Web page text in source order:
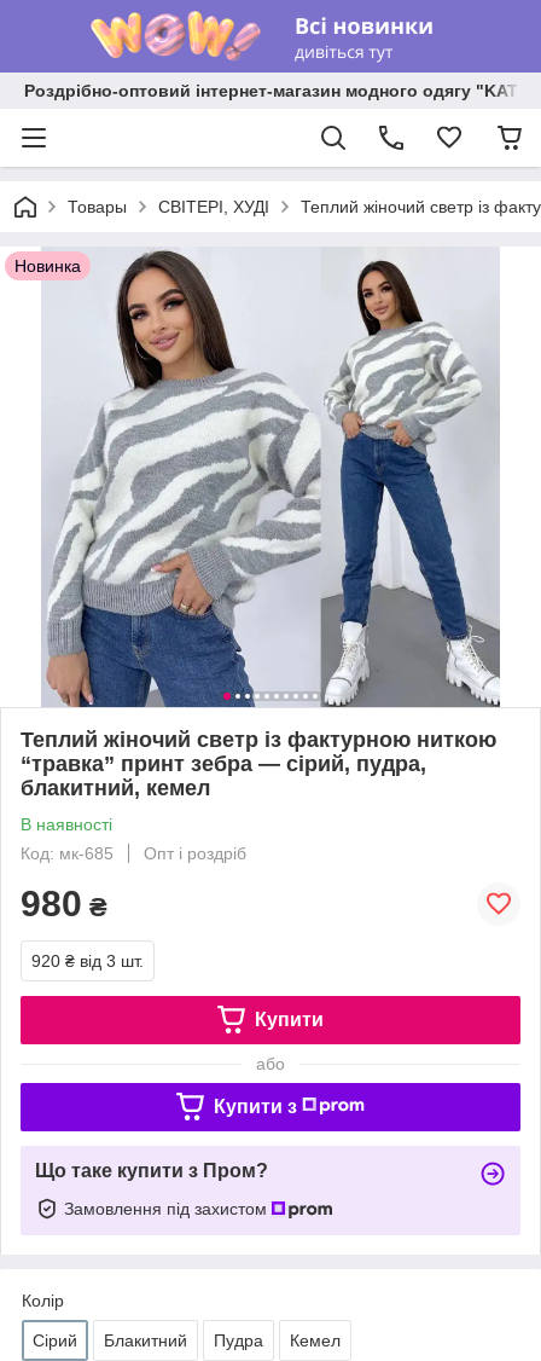
Роздрібно-оптовий інтернет-магазин модного одягу
Товары СВІТЕРІ, ХУДІ Теплий жіночий светр із
Новинка
Теплий жіночий светр із фактурною ниткою
“травка” принт зебра — сірий, пудра,
блакитний, кемел
В наявності
Код: мк-685
Опт і роздріб
980 ₴
920 ₴ від 3 шт.
Купити
або
Купити з
Що таке купити з Пром?
Замовлення під захистом
Колір
Сірий Блакитний Пудра Кемел